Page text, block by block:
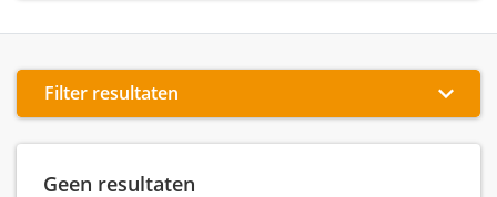
Filter resultaten
Geen resultaten